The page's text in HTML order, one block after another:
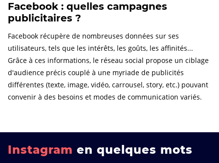
Facebook : quelles campagnes
publicitaires ?
Facebook récupère de nombreuses données sur ses
utilisateurs, tels que les intérêts, les goûts, les affinités...
Grâce à ces informations, le réseau social propose un ciblage
d'audience précis couplé à une myriade de publicités
différentes (texte, image, vidéo, carrousel, story, etc.) pouvant
convenir à des besoins et modes de communication variés.
Instagram en quelques mots